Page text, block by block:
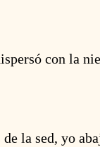
con la
la sed, yo